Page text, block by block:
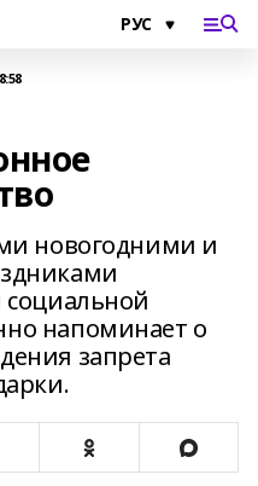
новогодними и
социальной
напоминает о
запрета